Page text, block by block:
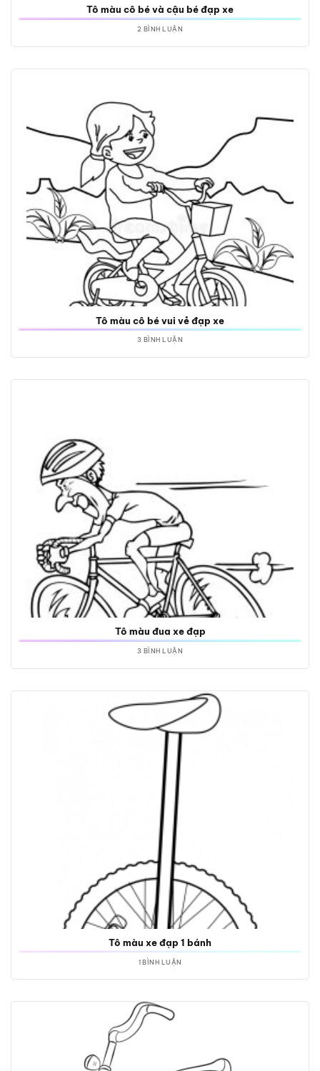
Tô màu cô bé và cậu bé đạp xe
2 BÌNH LUẬN
Tô màu cô bé vui vẻ đạp xe
3 BÌNH LUẬN
Tô màu đua xe đạp
3 BÌNH LUẬN
Tô màu xe đạp 1 bánh
1 BÌNH LUẬN